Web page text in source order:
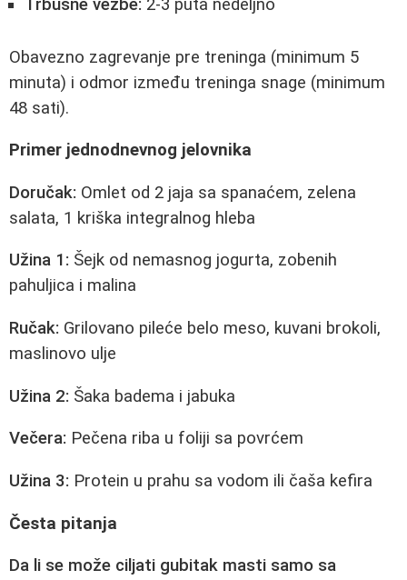
Trbušne vežbe: 2-3 puta nedeljno
Obavezno zagrevanje pre treninga (minimum 5
minuta) i odmor između treninga snage (minimum
48 sati).
Primer jednodnevnog jelovnika
Doručak: Omlet od 2 jaja sa spanaćem, zelena
salata, 1 kriška integralnog hleba
Užina 1: Šejk od nemasnog jogurta, zobenih
pahuljica i malina
Ručak: Grilovano pileće belo meso, kuvani brokoli,
maslinovo ulje
Užina 2: Šaka badema i jabuka
Večera: Pečena riba u foliji sa povrćem
Užina 3: Protein u prahu sa vodom ili čaša kefira
Česta pitanja
Da li se može ciljati gubitak masti samo sa